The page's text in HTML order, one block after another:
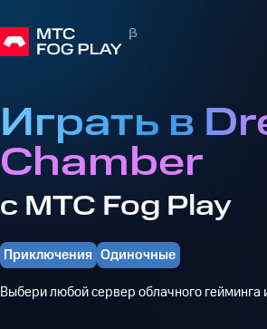
Играть в
Chamber
с МТС Fog Play
Приключения Одиночные
Выбери любой сервер облачного гейминга